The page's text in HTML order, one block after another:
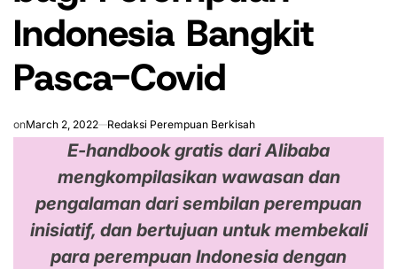
Indonesia Bangkit
Pasca-Covid
onMarch 2, 2022 Redaksi Perempuan Berkisah
E-handbook gratis dari Alibaba
mengkompilasikan wawasan dan
pengalaman dari sembilan perempuan
inisiatif, dan bertujuan untuk membekali
para perempuan Indonesia dengan